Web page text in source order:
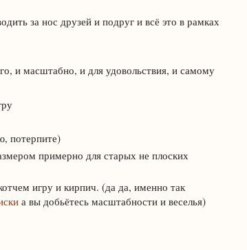
за нос друзей и подруг и всё это в рамках
и масштабно, и для удовольствия, и самому
потерпите)
примерно для старых не плоских
игру и кирпич. (да да, именно так
а вы добьётесь масштабности и веселья)